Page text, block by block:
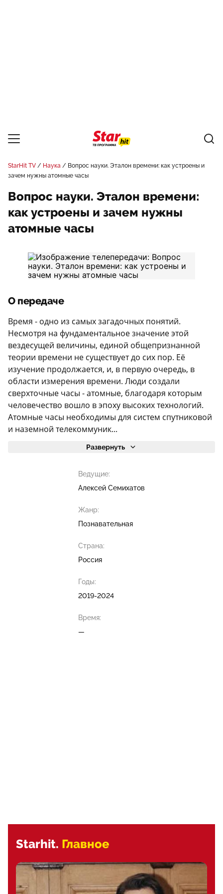
StarHit TV Наука
Вопрос науки. Эталон времени: как устроены и
зачем нужны атомные часы
Вопрос науки. Эталон времени:
как устроены и зачем нужны
атомные часы
О передаче
Время - одно из самых загадочных понятий.
Несмотря на фундаментальное значение этой
вездесущей величины, единой общепризнанной
теории времени не существует до сих пор. Её
изучение продолжается, и, в первую очередь, в
области измерения времени. Люди создали
сверхточные часы - атомные, благодаря которым
человечество вошло в эпоху высоких технологий.
Атомные часы необходимы для систем спутниковой
и наземной телекоммуник...
Развернуть
Ведущие:
Алексей Семихатов
Жанр:
Познавательная
Страна:
Россия
Годы:
2019-2024
Время:
—
Starhit. Главное